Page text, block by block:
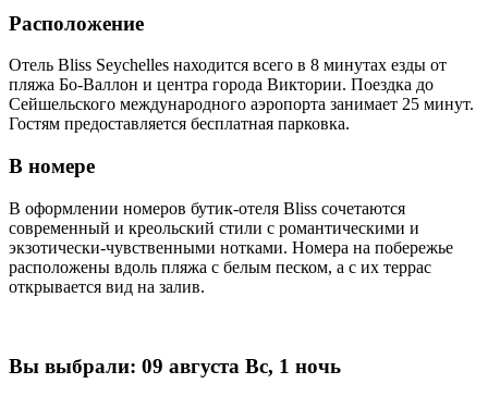
Расположение
Отель Bliss Seychelles находится всего в 8 минутах езды от
пляжа Бо-Валлон и центра города Виктории. Поездка до
Сейшельского международного аэропорта занимает 25 минут.
Гостям предоставляется бесплатная парковка.
В номере
В оформлении номеров бутик-отеля Bliss сочетаются
современный и креольский стили с романтическими и
экзотически-чувственными нотками. Номера на побережье
расположены вдоль пляжа с белым песком, а с их террас
открывается вид на залив.
Вы выбрали: 09 августа Вс, 1 ночь